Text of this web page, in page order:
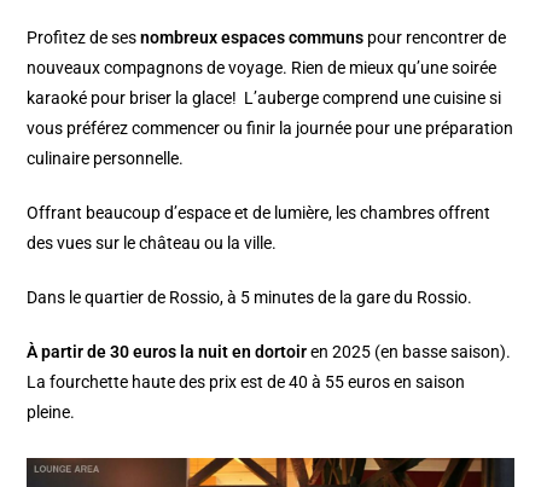
Profitez de sesnombreux espaces communs pour rencontrer de
nouveaux compagnons de voyage. Rien de mieux qu’une soirée
karaoké pour briser la glace! L’auberge comprend une cuisine si
vous préférez commencer ou finir la journée pour une préparation
culinaire personnelle.
Offrant beaucoup d’espace et de lumière, les chambres offrent
des vues sur le château ou la ville.
Dans le quartier de Rossio, à 5 minutes de la gare du Rossio.
À partir de 30 euros la nuit en dortoiren 2025 (en basse saison).
La fourchette haute des prix est de 40 à 55 euros en saison
pleine.